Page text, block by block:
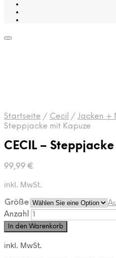
Startseite / Cecil / Jacken +
Steppjacke mit Kapuze
CECIL –
99,99 €
inkl. MwSt.
Größe
Anzahl
In den Warenkorb
inkl. MwSt.